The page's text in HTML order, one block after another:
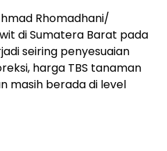
Rhomadhani/
di Sumatera Barat pada
seiring penyesuaian
harga TBS tanaman
masih berada di level